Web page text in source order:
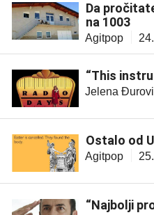
Da
na 1003
Agitpop
“This
Jelena
Ostalo od
Agitpop
“Najbolji